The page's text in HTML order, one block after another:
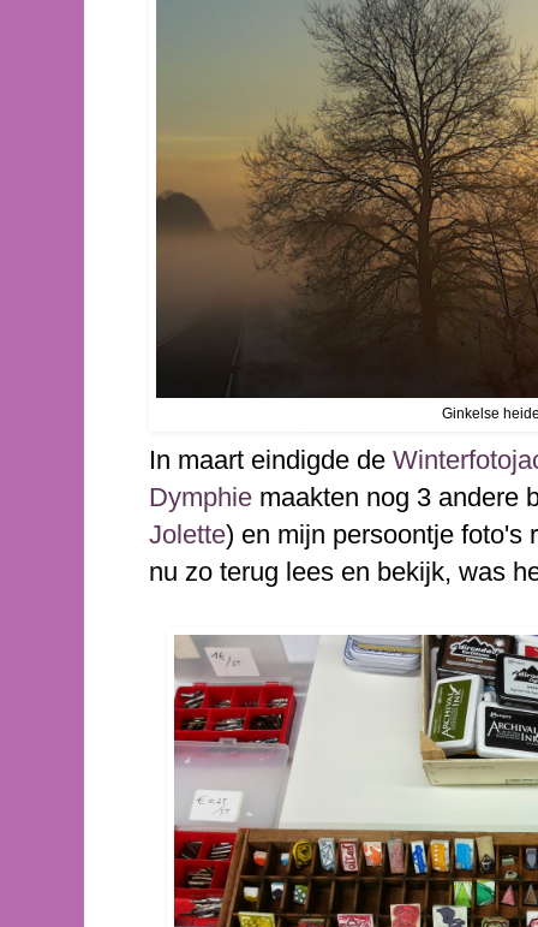
Ginkelse
In maart eindigde de
Dymphie maakten nog 3 andere
Jolette) en mijn persoontje foto's
nu zo terug lees en bekijk, was